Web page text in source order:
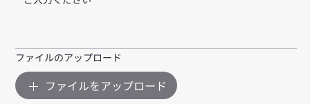
ファイルのアップロード
ファイルをアップロード